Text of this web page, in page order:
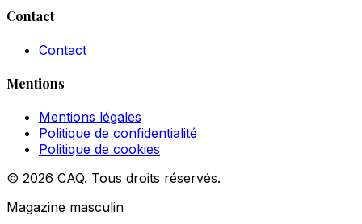
Contact
Contact
Mentions
Mentions légales
Politique de confidentialité
Politique de cookies
© 2026 CAQ. Tous droits réservés.
Magazine masculin